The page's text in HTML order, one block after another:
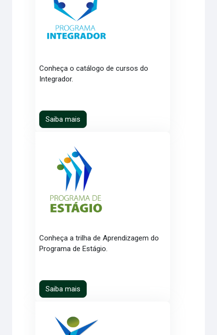
Conheça o catálogo de cursos do
Integrador.
Saiba mais
Conheça a trilha de Aprendizagem do
Programa de Estágio.
Saiba mais